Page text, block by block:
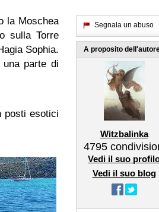
la Moschea
sulla Torre
Sophia.
parte di
posti esotici
Segnala un abuso
A proposito
Witzbalinka
4795
Vedi il suo
Vedi il suo blog